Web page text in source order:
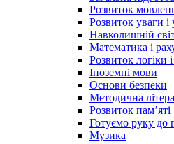
Розвиток
Розвиток уваги і
Навколишній
Математика і
Розвиток логіки
Іноземні мови
Основи безпеки
Методична
Розвиток пам’яті
Готуємо руку до
Музика